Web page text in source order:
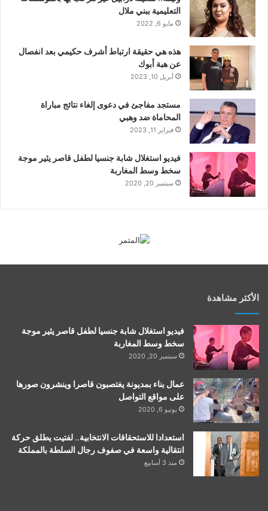
التعليمية ببني ملال
مايو 6, 2022
هذه هي حقيقة ارتباط أشرف حكيمي بعد انفصال
عن هبة أبوك
أبريل 10, 2023
مستجد مفاجئ في دعوى إلغاء نتائج مباراة
المحاماة ضد وهبي
فبراير 11, 2023
فيديو استغلال شابة جنسيا لطفل قاصر يثير موجة
سخط وسط المغاربة
سبتمبر 20, 2020
الأكثر مشاهدة
فيديو استغلال شابة جنسيا لطفل قاصر يثير موجة
سخط وسط المغاربة
سبتمبر 20, 2020
عمال بناء بمديونة يغتصبون قاصرا وينشرون صورها
على مواقع التواصل
يونيو 6, 2020
استعدادا للاستحقاقات الانتخابية.. لفتيت يطلق حركة
انتقالية واسعة في صفوف رجال السلطة بالمملكة
منذ 3 أسابيع